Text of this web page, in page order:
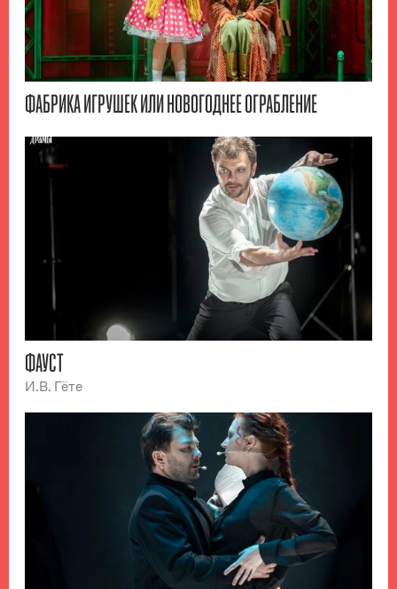
ФАБРИКА ИГРУШЕК ИЛИ НОВОГОДНЕЕ ОГРАБЛЕНИЕ
ФАУСТ
И.В. Гёте